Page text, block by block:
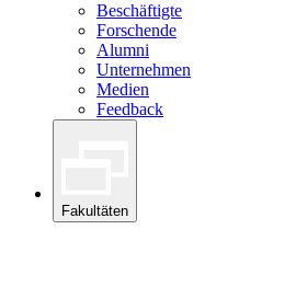
Beschäftigte
Forschende
Alumni
Unternehmen
Medien
Feedback
Fakultäten